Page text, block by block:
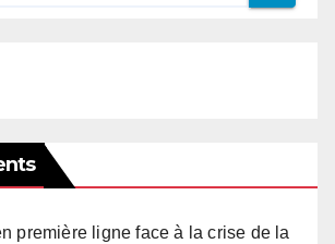
première ligne face à la crise de la